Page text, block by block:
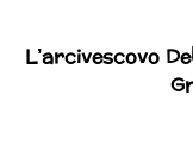
L’arcivescovo